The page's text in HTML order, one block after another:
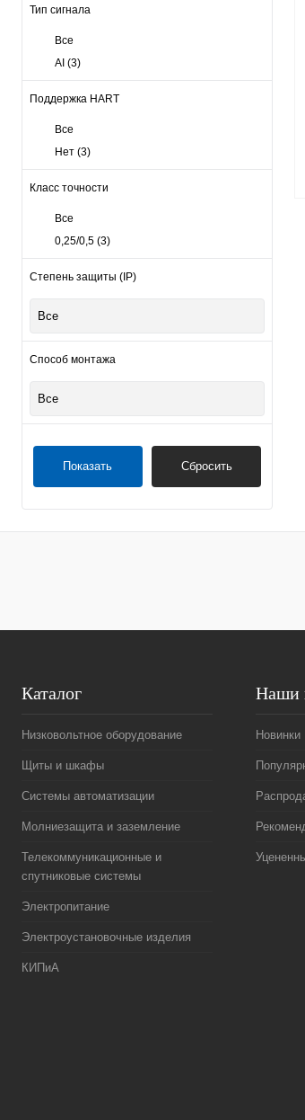
Тип сигнала
Все
AI (3)
Поддержка HART
Все
Нет (3)
Класс точности
Все
0,25/0,5 (3)
Степень защиты (IP)
Все
Способ монтажа
Все
Показать Сбросить
Каталог
Низковольтное оборудование
Щиты и шкафы
Системы автоматизации
Молниезащита и заземление
Телекоммуникационные и
спутниковые системы
Электропитание
Электроустановочные изделия
КИПиА
Наши
Новинки